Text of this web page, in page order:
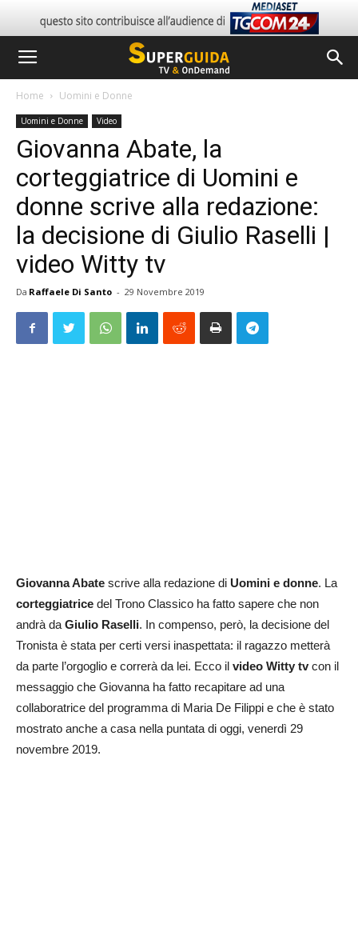
Home Uomini e Donne
Uomini e Donne Video
Giovanna Abate, la
corteggiatrice di Uomini e
donne scrive alla redazione:
la decisione di Giulio Raselli |
video Witty tv
Da Raffaele Di Santo - 29 Novembre 2019
Giovanna Abate scrive alla redazione di Uomini e donne. La
corteggiatrice del Trono Classico ha fatto sapere che non
andrà daGiulio Raselli. In compenso, però, la decisione del
Tronista è stata per certi versi inaspettata: il ragazzo metterà
da parte l’orgoglio e correrà da lei. Ecco il video Witty tvcon il
messaggio che Giovanna ha fatto recapitare ad una
collaboratrice del programma di Maria De Filippi e che è stato
mostrato anche a casa nella puntata di oggi, venerdì 29
novembre 2019.